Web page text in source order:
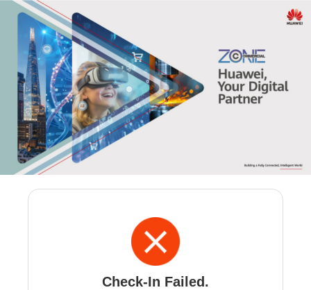
Check-In Failed.